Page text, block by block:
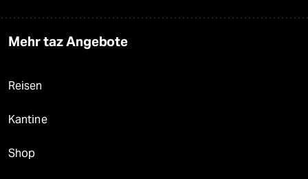
Mehr taz Angebote
Reisen
Kantine
Shop